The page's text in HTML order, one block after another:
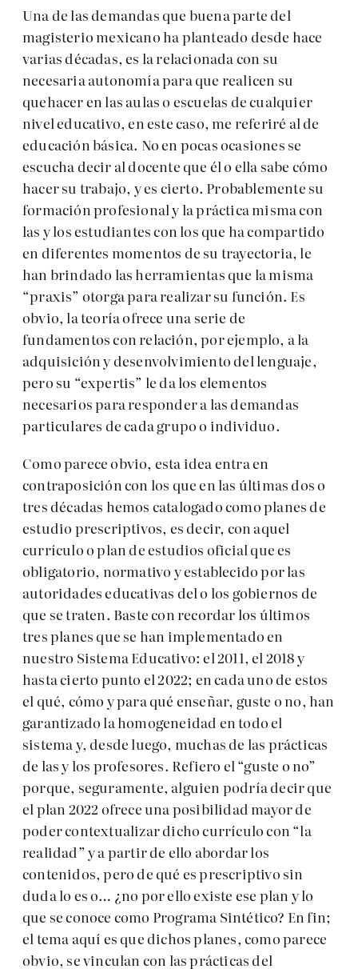
Una de las demandas que buena parte del
magisterio mexicano ha planteado desde hace
varias décadas, es la relacionada con su
necesaria autonomía para que realicen su
quehacer en las aulas o escuelas de cualquier
nivel educativo, en este caso, me referiré al de
educación básica. No en pocas ocasiones se
escucha decir al docente que él o ella sabe cómo
hacer su trabajo, y es cierto. Probablemente su
formación profesional y la práctica misma con
las y los estudiantes con los que ha compartido
en diferentes momentos de su trayectoria, le
han brindado las herramientas que la misma
“praxis” otorga para realizar su función. Es
obvio, la teoría ofrece una serie de
fundamentos con relación, por ejemplo, a la
adquisición y desenvolvimiento del lenguaje,
pero su “expertis” le da los elementos
necesarios para responder a las demandas
particulares de cada grupo o individuo.
Como parece obvio, esta idea entra en
contraposición con los que en las últimas dos o
tres décadas hemos catalogado como planes de
estudio prescriptivos, es decir, con aquel
currículo o plan de estudios oficial que es
obligatorio, normativo y establecido por las
autoridades educativas del o los gobiernos de
que se traten. Baste con recordar los últimos
tres planes que se han implementado en
nuestro Sistema Educativo: el 2011, el 2018 y
hasta cierto punto el 2022; en cada uno de estos
el qué, cómo y para qué enseñar, guste o no, han
garantizado la homogeneidad en todo el
sistema y, desde luego, muchas de las prácticas
de las y los profesores. Refiero el “guste o no”
porque, seguramente, alguien podría decir que
el plan 2022 ofrece una posibilidad mayor de
poder contextualizar dicho currículo con “la
realidad” y a partir de ello abordar los
contenidos, pero de qué es prescriptivo sin
duda lo es o… ¿no por ello existe ese plan y lo
que se conoce como Programa Sintético? En fin;
el tema aquí es que dichos planes, como parece
obvio, se vinculan con las prácticas del